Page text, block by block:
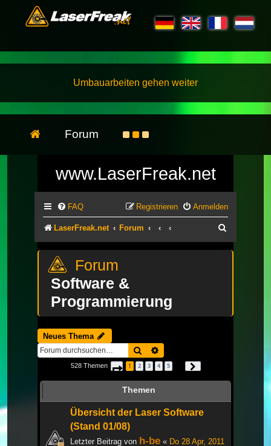
Umbauarbeiten gehen weiter
Forum
www.LaserFreak.net
FAQ Anmelden
Registrieren
LaserFreak.net Forum
Software &
Programmierung
Neues Thema
Suche
528 Themen Seite 1von 18
1 2 3 4 5
Themen
Übersicht der Laser Software
(Stand 01/08)
Letzter Beitrag von h-be « Do 28 Apr, 2011